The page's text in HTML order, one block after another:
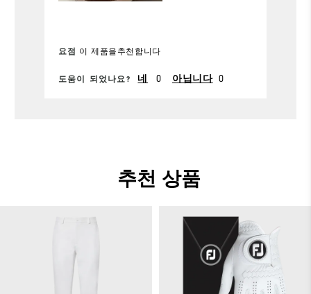
요점 이 제품을추천합니다
도움이 되었나요? 네 0 아닙니다 0
추천 상품